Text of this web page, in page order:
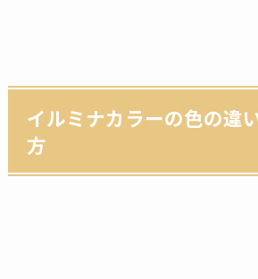
イルミナカラーの色の違
方